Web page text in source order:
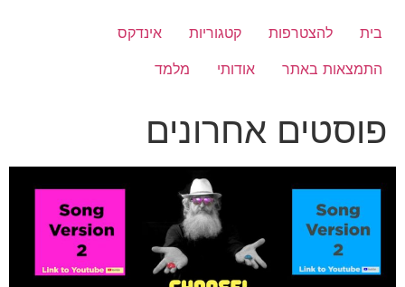
לתוכןבית להצטרפות קטגוריות
אינדקס
התמצאות באתר
אודותי מלמד
פוסטים אחרונים